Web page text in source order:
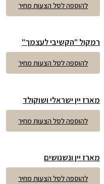
להוספה לסל הצעות מחיר
רמקול "הקשיבי לעצמך"
להוספה לסל הצעות מחיר
מארז יין ישראלי ושוקולד
להוספה לסל הצעות מחיר
מארז יין ונשנושים
להוספה לסל הצעות מחיר